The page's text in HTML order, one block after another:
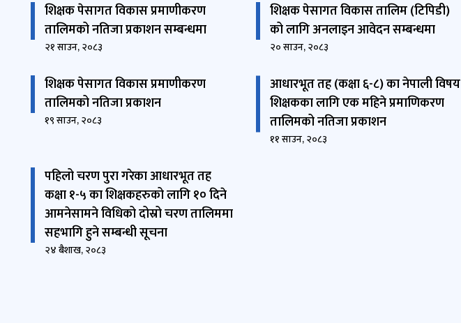
शिक्षक पेसागत विकास प्रमाणीकरण
तालिमको नतिजा प्रकाशन सम्बन्धमा
२१ साउन, २०८३
शिक्षक पेसागत विकास तालिम (टिपिडी)
को लागि अनलाइन आवेदन सम्बन्धमा
२० साउन, २०८३
शिक्षक पेसागत विकास प्रमाणीकरण
तालिमको नतिजा प्रकाशन
१९ साउन, २०८३
आधारभूत तह (कक्षा ६-८) का नेपाली विषय
शिक्षकका लागि एक महिने प्रमाणिकरण
तालिमको नतिजा प्रकाशन
११ साउन, २०८३
पहिलो चरण पुरा गरेका आधारभूत तह
कक्षा १-५ का शिक्षकहरुको लागि १० दिने
आमनेसामने विधिको दोस्रो चरण तालिममा
सहभागि हुने सम्बन्धी सूचना
२४ बैशाख, २०८३